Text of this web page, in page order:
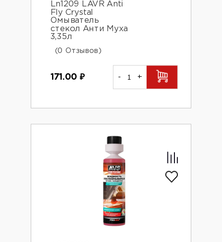
Ln1209 LAVR Anti
Fly Crystal
Омыватель
стекол Анти Муха
3,35л
(0 Отзывов)
171.00 ₽ - +